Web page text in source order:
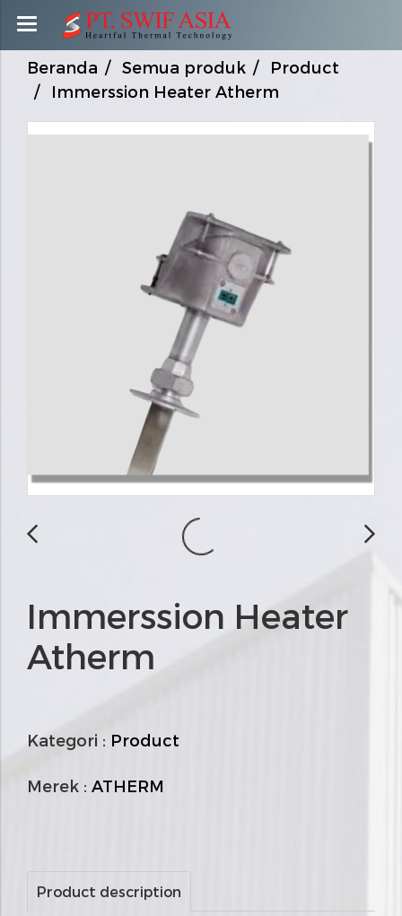
Beranda Semua produk
Product
Immerssion Heater Atherm
Immerssion Heater
Atherm
Kategori : Product
Merek : ATHERM
Product description